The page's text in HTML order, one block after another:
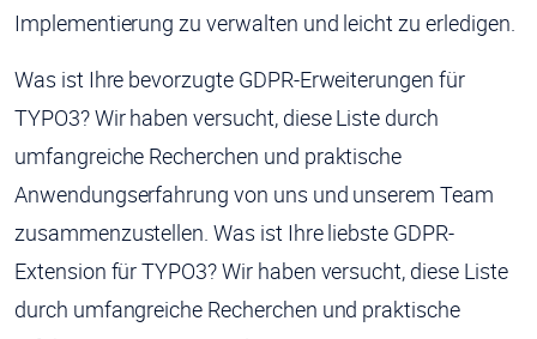
Implementierung zu verwalten und leicht zu erledigen.
Was ist Ihre bevorzugte GDPR-Erweiterungen für
TYPO3? Wir haben versucht, diese Liste durch
umfangreiche Recherchen und praktische
Anwendungserfahrung von uns und unserem Team
zusammenzustellen. Was ist Ihre liebste GDPR-
Extension für TYPO3? Wir haben versucht, diese Liste
durch umfangreiche Recherchen und praktische